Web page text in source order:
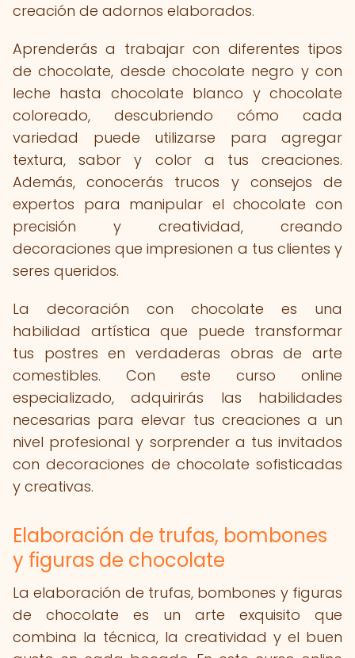
creación de adornos elaborados.
Aprenderás a trabajar con diferentes tipos
de chocolate, desde chocolate negro y con
leche hasta chocolate blanco y chocolate
coloreado, descubriendo cómo cada
variedad puede utilizarse para agregar
textura, sabor y color a tus creaciones.
Además, conocerás trucos y consejos de
expertos para manipular el chocolate con
precisión y creatividad, creando
decoraciones que impresionen a tus clientes y
seres queridos.
La decoración con chocolate es una
habilidad artística que puede transformar
tus postres en verdaderas obras de arte
comestibles. Con este curso online
especializado, adquirirás las habilidades
necesarias para elevar tus creaciones a un
nivel profesional y sorprender a tus invitados
con decoraciones de chocolate sofisticadas
y creativas.
Elaboración de trufas, bombones
y figuras de chocolate
La elaboración de trufas, bombones y figuras
de chocolate es un arte exquisito que
combina la técnica, la creatividad y el buen